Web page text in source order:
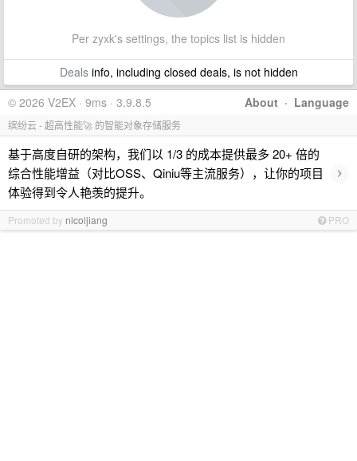
Per zyxk's settings, the topics list is hidden
Dealsinfo, including closed deals, is not hidden
About · Language
© 2026 V2EX · 9ms · 3.9.8.5
缤纷云 - 超高性能🚀 的智能对象存储服务
基于高度自研的架构，我们以 1/3 的成本提供最多 20+ 倍的
综合性能增益（对比OSS、Qiniu等主流服务），让你的项目
体验得到令人艳羡的提升。
›
Promoted by nicoljiang PRO